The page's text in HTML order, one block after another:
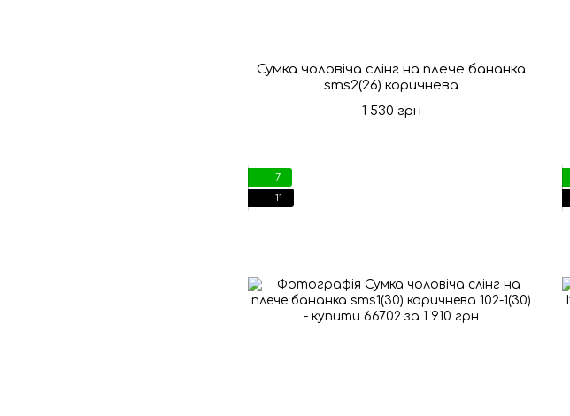
Сумка чоловіча слінг на плече бананка
sms2(26) коричнева
1 530 грн
7
11